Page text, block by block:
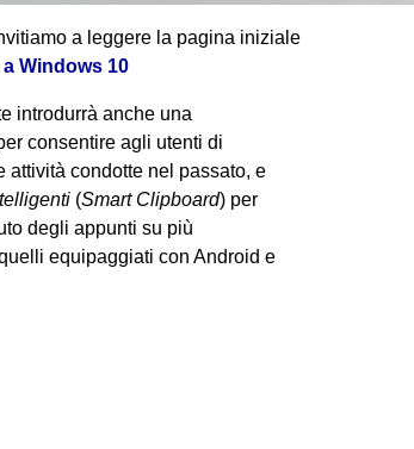
a leggere la pagina iniziale
Windows 10
introdurrà anche una
consentire agli utenti di
attività condotte nel passato, e
(Smart Clipboard) per
degli appunti su più
equipaggiati con Android e